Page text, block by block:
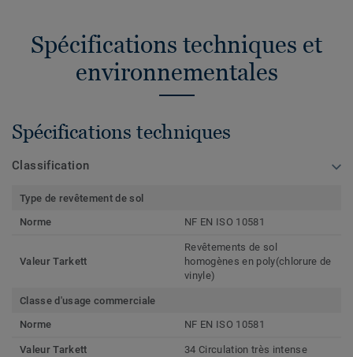
Spécifications techniques et
environnementales
Spécifications techniques
Classification
Type de revêtement de sol
Norme
NF EN ISO 10581
Valeur Tarkett
Revêtements de sol
homogènes en poly(chlorure de
vinyle)
Classe d'usage commerciale
Norme
NF EN ISO 10581
Valeur Tarkett 34 Circulation très intense